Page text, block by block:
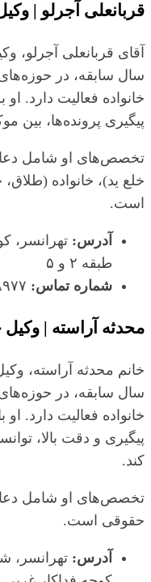
قربانعلی آجرلو |
سال سابقه، در
خانواده فعالیت دارد.
پیگیری پرونده‌ها،
تخصص‌های او شامل
خلع ید)، خانواده
است.
آدرس:
طبقه ۲ و ۵
شماره تماس:
محدثه آراسته | وکیل
سال سابقه، در
خانواده فعالیت دارد. او
پیگیری و دقت بالا،
کند.
تخصص‌های او شامل
حقوقی است.
آدرس: تهرانسر،